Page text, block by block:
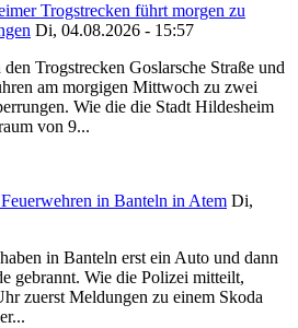
Trogstrecken führt morgen zu
Di, 04.08.2026 - 15:57
Trogstrecken Goslarsche Straße und
am morgigen Mittwoch zu zwei
Wie die die Stadt Hildesheim
von 9...
in Banteln in Atem Di,
in Banteln erst ein Auto und dann
gebrannt. Wie die Polizei mitteilt,
zuerst Meldungen zu einem Skoda